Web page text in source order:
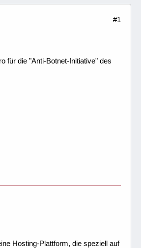
#1
für die "Anti-Botnet-Initiative" des
Hosting-Plattform, die speziell auf